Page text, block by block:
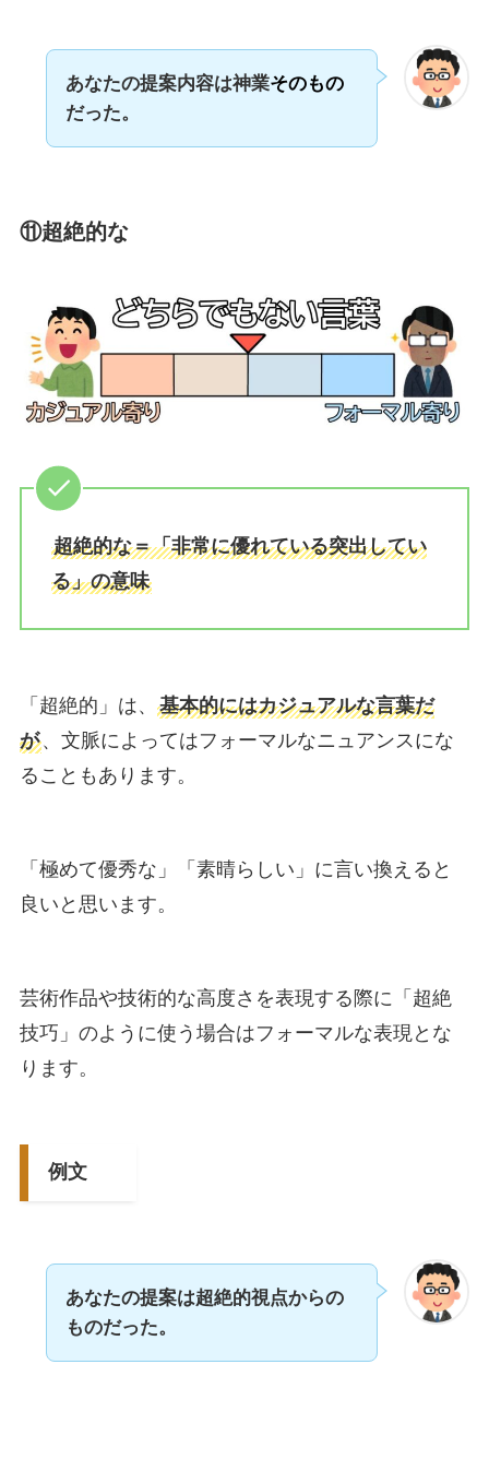
あなたの提案内容は神業そのもの
だった。
⑪超絶的な
超絶的な＝「非常に優れている突出してい
る」の意味
「超絶的」は、 基本的にはカジュアルな言葉だ
が、文脈によってはフォーマルなニュアンスにな
ることもあります。
「極めて優秀な」「素晴らしい」に言い換えると
良いと思います。
芸術作品や技術的な高度さを表現する際に「超絶
技巧」のように使う場合はフォーマルな表現とな
ります。
例文
あなたの提案は超絶的視点からの
ものだった。